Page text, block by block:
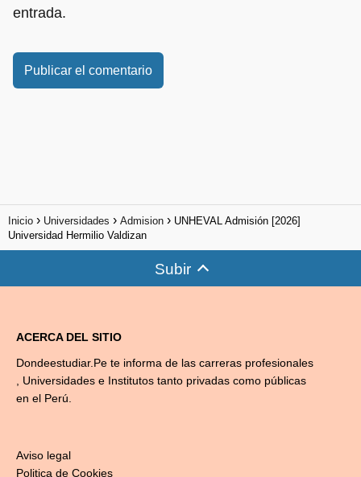
entrada.
Inicio Universidades Admision
UNHEVAL Admisión [2026]
Universidad Hermilio Valdizan
Subir
ACERCA DEL SITIO
Dondeestudiar.Pe te informa de las carreras profesionales
, Universidades e Institutos tanto privadas como públicas
en el Perú.
Aviso legal
Politica de Cookies